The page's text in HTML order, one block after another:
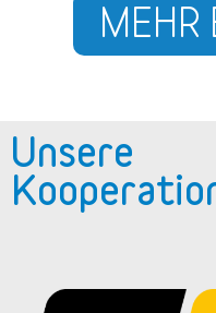
MEHR
Unsere